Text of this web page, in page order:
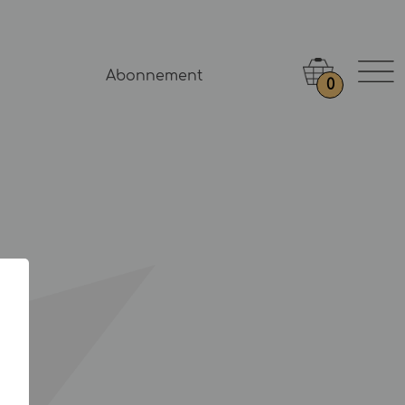
Abonnement
0